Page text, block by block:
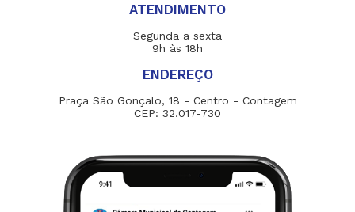
ATENDIMENTO
Segunda a sexta
9h às 18h
ENDEREÇO
Praça São Gonçalo, 18 - Centro - Contagem
CEP: 32.017-730